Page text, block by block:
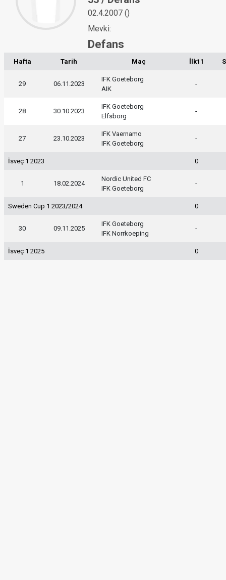
02.4.2007 ()
Mevki:
Defans
Hafta Tarih Maç İlk11
29 06.11.2023
IFK Goeteborg
AIK
-
28 30.10.2023
IFK Goeteborg
Elfsborg
-
27 23.10.2023
IFK Vaernamo
IFK Goeteborg
-
İsveç 1 2023 0
1 18.02.2024
Nordic United FC
IFK Goeteborg
-
Sweden Cup 1 2023/2024 0
30 09.11.2025
IFK Goeteborg
IFK Norrkoeping
-
İsveç 1 2025 0